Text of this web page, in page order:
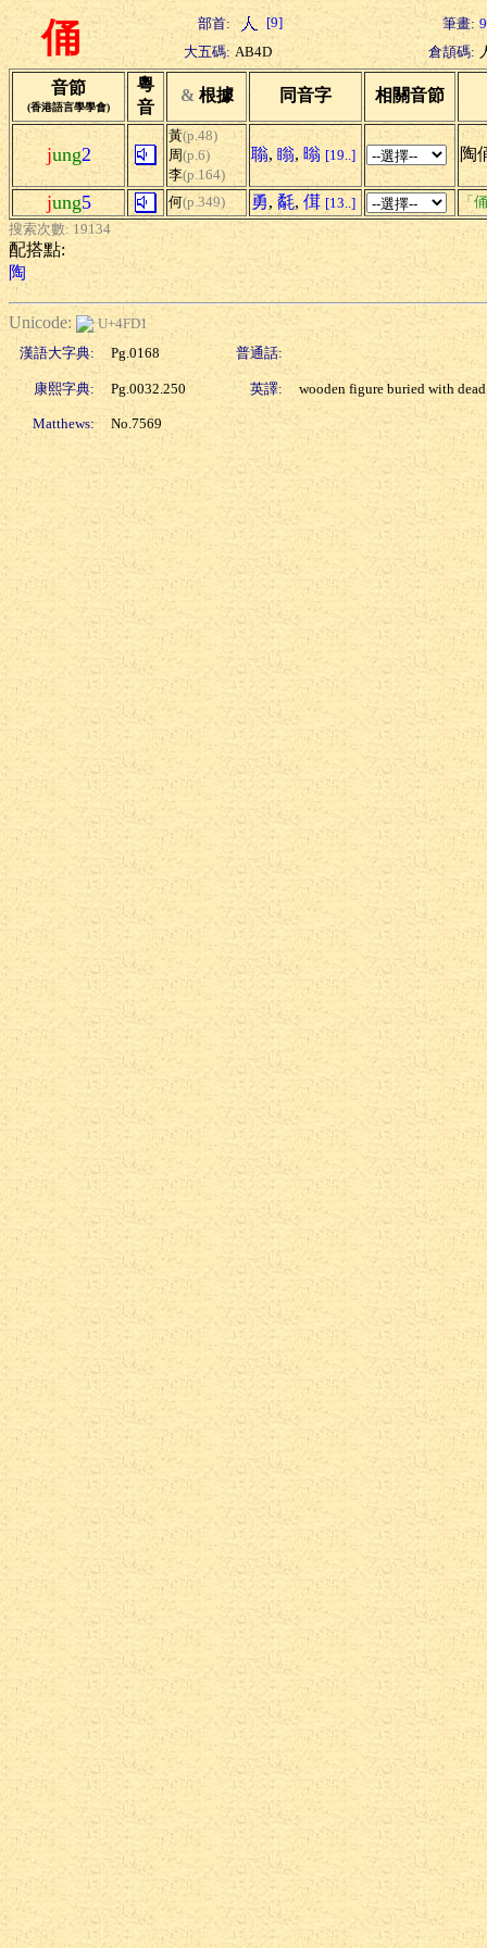
俑 部首: [9] 筆畫: 9
大五碼: AB4D 倉頡碼:
音節
(香港語言學學會)
粵
音
& 根據 同音字 相關音節
jung2
黃(p.48)
周(p.6)
李(p.164)
聬, 瞈, 暡 [19..] 陶
jung5 何(p.349) 勇, 氄, 傇 [13..]
「
搜索次數: 19134
配搭點:
陶
Unicode:
U+4FD1
漢語大字典:
Pg.0168 普通話:
康熙字典: Pg.0032.250 英譯: wooden figure buried with dead
Matthews: No.7569